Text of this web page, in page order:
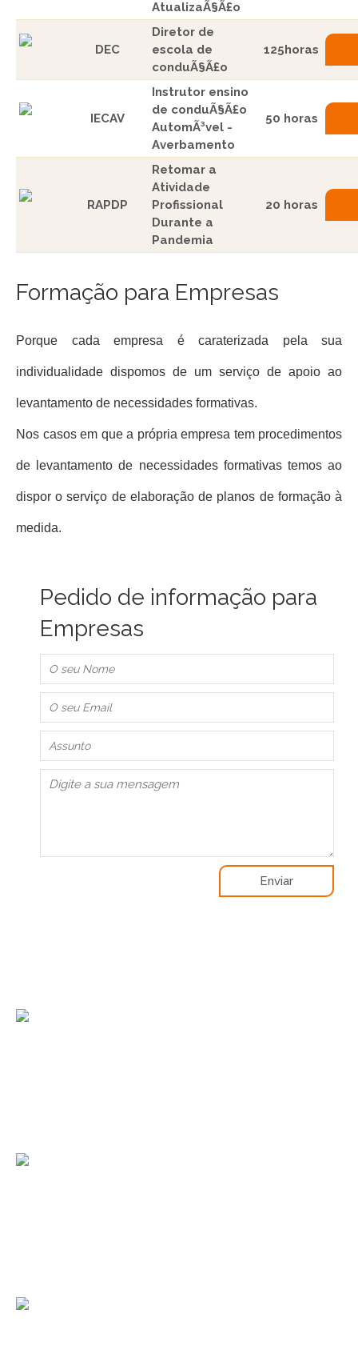
AtualizaÃ§Ã£o
DEC
Diretor de
escola de
conduÃ§Ã£o
125horas
IECAV
Instrutor ensino
de conduÃ§Ã£o
AutomÃ³vel -
Averbamento
50 horas
RAPDP
Retomar a
Atividade
Profissional
Durante a
Pandemia
20 horas
Formação para Empresas
Porque cada empresa é caraterizada pela sua
individualidade dispomos de um serviço de apoio ao
levantamento de necessidades formativas.
Nos casos em que a própria empresa tem procedimentos
de levantamento de necessidades formativas temos ao
dispor o serviço de elaboração de planos de formação à
medida.
Pedido de informação para
Empresas